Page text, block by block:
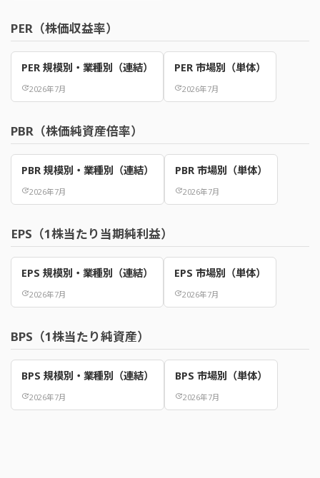
PER（株価収益率）
PER 規模別・業種別（連結）
update2026年7月
PER 市場別（単体）
update2026年7月
PBR（株価純資産倍率）
PBR 規模別・業種別（連結）
update2026年7月
PBR 市場別（単体）
update2026年7月
EPS（1株当たり当期純利益）
EPS 規模別・業種別（連結）
update2026年7月
EPS 市場別（単体）
update2026年7月
BPS（1株当たり純資産）
BPS 規模別・業種別（連結）
update2026年7月
BPS 市場別（単体）
update2026年7月